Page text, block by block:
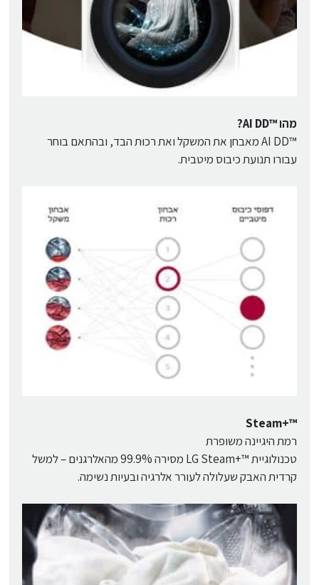
מהו ™AI DD?
™AI DD מאבחן את המשקל ואת רכוּת הבד, ובהתאם בוחר
עבורו תנועת כיבוס מיטבית.
™+Steam
רמת היגיינה משופרת
טכנולוגיית ™+LG Steam מסירה 99.9% מהאלרגנים – למשל
קרדית האבק שעלולה לעורר אלרגיה ובעיות נשימה.